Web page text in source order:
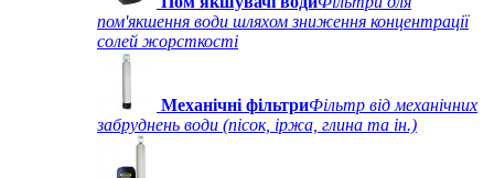
пом'якшення води шляхом зниження концентрації
солей жорсткості
Механічні фільтриФільтр від механічних
забруднень води (пісок, іржа, глина та ін.)